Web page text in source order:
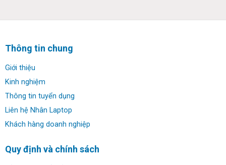
Thông tin chung
Giới thiệu
Kinh nghiệm
Thông tin tuyển dụng
Liên hệ Nhân Laptop
Khách hàng doanh nghiệp
Quy định và chính sách